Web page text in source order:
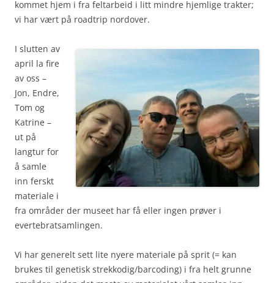
kommet hjem i fra feltarbeid i litt mindre hjemlige trakter;
vi har vært på roadtrip nordover.
I slutten av
april la fire
av oss –
Jon, Endre,
Tom og
Katrine –
ut på
langtur for
å samle
inn ferskt
materiale i
fra områder der museet har få eller ingen prøver i
evertebratsamlingen.
Vi har generelt sett lite nyere materiale på sprit (= kan
brukes til genetisk strekkodig/barcoding) i fra helt grunne